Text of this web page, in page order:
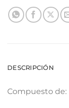
DESCRIPCIÓN
Compuesto de: